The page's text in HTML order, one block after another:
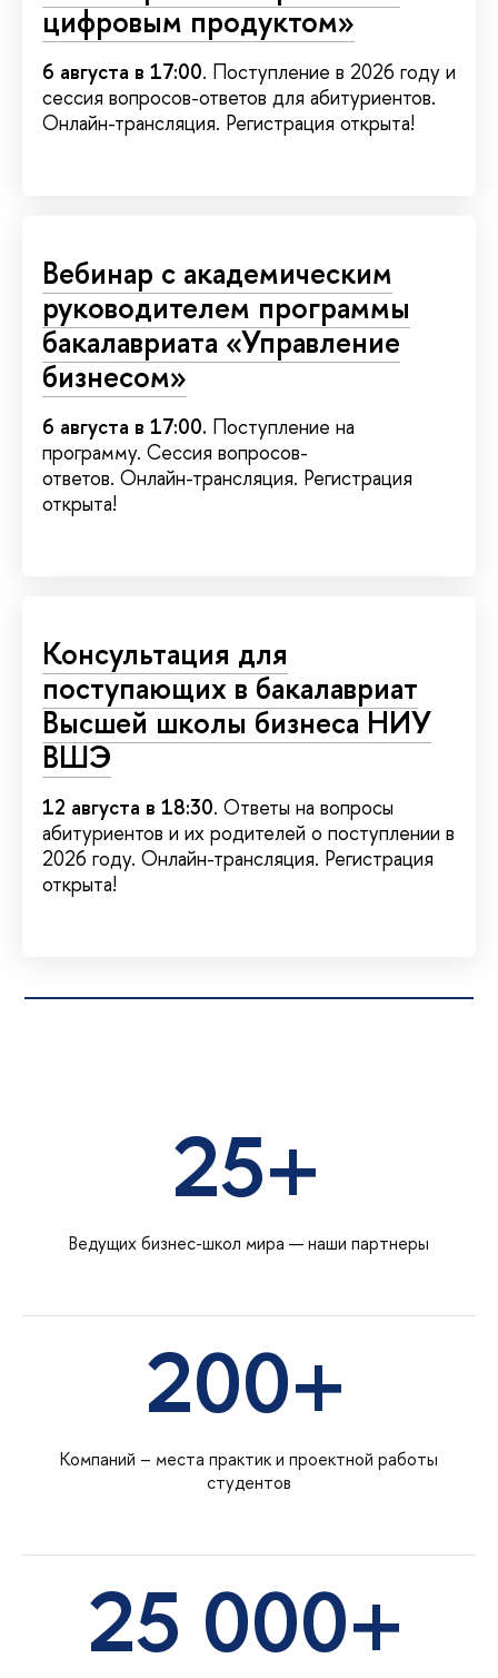
цифровым продуктом»
6 августа в 17:00. Поступление в 2026 году и
сессия вопросов-ответов для абитуриентов.
Онлайн-трансляция. Регистрация открыта!
Вебинар с академическим
руководителем программы
бакалавриата «Управление
бизнесом»
6 августа в 17:00. Поступление на
программу. Сессия вопросов-
ответов. Онлайн-трансляция. Регистрация
открыта!
Консультация для
поступающих в бакалавриат
Высшей школы бизнеса НИУ
ВШЭ
12 августа в 18:30. Ответы на вопросы
абитуриентов и их родителей о поступлении в
2026 году. Онлайн-трансляция. Регистрация
открыта!
25+
Ведущих бизнес-школ мира — наши партнеры
200+
Компаний – места практик и проектной работы
студентов
25 000+